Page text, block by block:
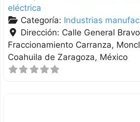
eléctrica
Categoría: Industrias
Dirección: Calle General
Fraccionamiento Carranza,
Coahuila de Zaragoza México